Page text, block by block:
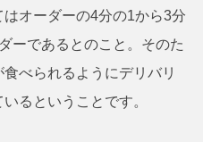
オーダーの4分の1から3分
ーであるとのこと。そのた
べられるようにデリバリ
るということです。